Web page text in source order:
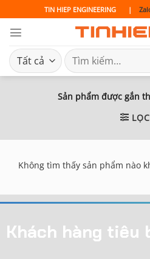
qua
nội
dung
TIN HIEP ENGINEERING |
Tìm
kiếm:
Sản phẩm được gắn
LỌC
Không tìm thấy sản phẩm nào
Khách hàng tiêu